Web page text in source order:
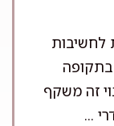
לחשיבות
זה משקף
...